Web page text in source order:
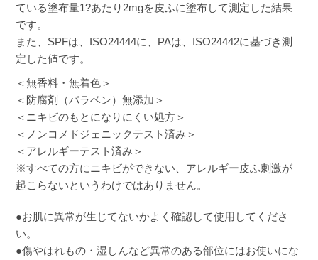
ている塗布量1?あたり2mgを皮ふに塗布して測定した結果
です。
また、SPFは、ISO24444に、PAは、ISO24442に基づき測
定した値です。
＜無香料・無着色＞
＜防腐剤（パラベン）無添加＞
＜ニキビのもとになりにくい処方＞
＜ノンコメドジェニックテスト済み＞
＜アレルギーテスト済み＞
※すべての方にニキビができない、アレルギー皮ふ刺激が
起こらないというわけではありません。
●お肌に異常が生じてないかよく確認して使用してくださ
い。
●傷やはれもの・湿しんなど異常のある部位にはお使いにな